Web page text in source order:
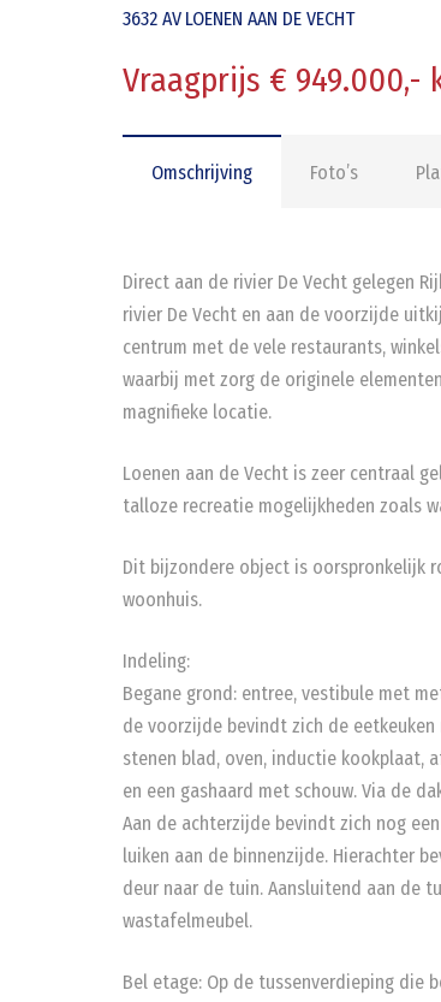
3632 AV LOENEN AAN DE VECHT
Vraagprijs € 949.000,-
Omschrijving Foto’s
Direct aan de rivier De Vecht gelegen
rivier De Vecht en aan de voorzijde
centrum met de vele restaurants,
waarbij met zorg de originele
magnifieke locatie.
Loenen aan de Vecht is zeer centraal
talloze recreatie mogelijkheden zoals
Dit bijzondere object is oorspronkelijk
woonhuis.
Indeling:
Begane grond: entree, vestibule met
de voorzijde bevindt zich de
stenen blad, oven, inductie kookplaat,
en een gashaard met schouw. Via de
Aan de achterzijde bevindt zich nog
luiken aan de binnenzijde. Hierachter
deur naar de tuin. Aansluitend aan de
wastafelmeubel.
Bel etage: Op de tussenverdieping die